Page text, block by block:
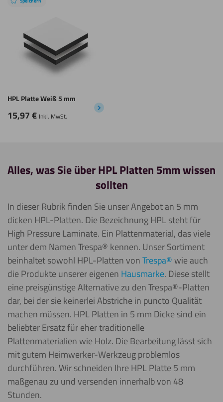
HPL Platte Weiß 5 mm
15,97€ Inkl. MwSt.
Alles, was Sie über HPL Platten 5mm wissen
sollten
In dieser Rubrik finden Sie unser Angebot an 5 mm
dicken HPL-Platten. Die Bezeichnung HPL steht für
High Pressure Laminate. Ein Plattenmaterial, das viele
unter dem Namen Trespa® kennen. Unser Sortiment
beinhaltet sowohl HPL-Platten vonTrespa®wie auch
die Produkte unserer eigenen Hausmarke. Diese stellt
eine preisgünstige Alternative zu den Trespa®-Platten
dar, bei der sie keinerlei Abstriche in puncto Qualität
machen müssen. HPL Platten in 5 mm Dicke sind ein
beliebter Ersatz für eher traditionelle
Plattenmaterialien wie Holz. Die Bearbeitung lässt sich
mit gutem Heimwerker-Werkzeug problemlos
durchführen. Wir schneiden Ihre HPL Platte 5 mm
maßgenau zu und versenden innerhalb von 48
Stunden.